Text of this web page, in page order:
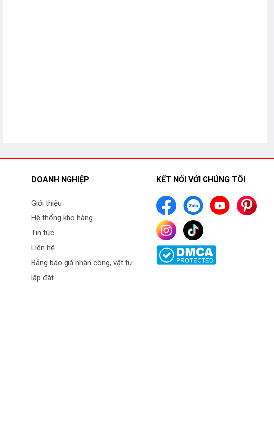
DOANH NGHIỆP
Giới thiệu
Hệ thống kho hàng
Tin tức
Liên hệ
Bảng báo giá nhân công, vật tư
lắp đặt
KẾT NỐI VỚI CHÚNG TÔI